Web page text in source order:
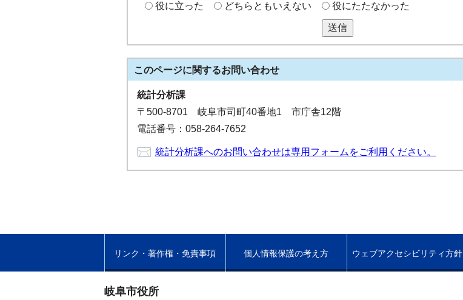
役に立った
どちらともいえない 役にたたなかった
送信
このページに関するお問い合わせ
統計分析課
〒500-8701 岐阜市司町40番地1 市庁舎12階
電話番号：058-264-7652
統計分析課へのお問い合わせは専用フォームをご利用ください。
リンク・著作権・免責事項 個人情報保護の考え方 ウェブアクセシビリティ方針
岐阜市役所